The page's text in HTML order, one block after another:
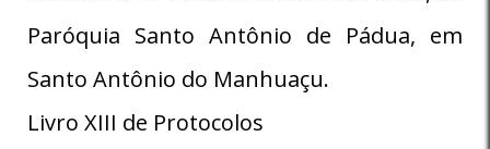
Paróquia Santo Antônio de Pádua, em
Santo Antônio do Manhuaçu.
Livro XIII de Protocolos